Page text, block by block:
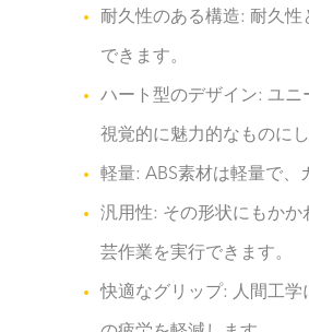
耐久性のある構造: 耐久
できます。
ハート型のデザイン: ユ
視覚的に魅力的なものにし
軽量: ABS素材は軽量で、
汎用性: その形状にもか
芸作業を実行できます。
快適なグリップ: 人間工